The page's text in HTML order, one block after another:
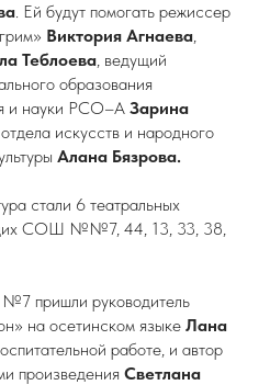
. Ей будут помогать режиссер
Виктория Агнаева,
Теблоева, ведущий
образования
и науки РСО–А Зарина
отдела искусств и народного
Алана Бязрова.
стали 6 театральных
СОШ №№7, 44, 13, 33, 38,
пришли руководитель
на осетинском языке Лана
работе, и автор
произведения Светлана